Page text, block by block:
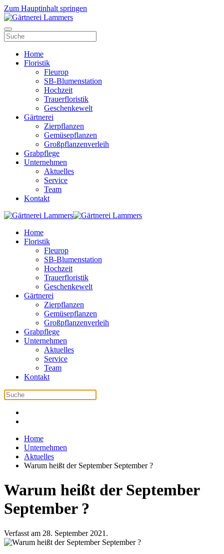
Zum Hauptinhalt springen
Home
Floristik
Fleurop
SB-Blumenstation
Hochzeit
Trauerfloristik
Geschenkewelt
Gärtnerei
Zierpflanzen
Gemüsepflanzen
Großpflanzenverleih
Grabpflege
Unternehmen
Aktuelles
Service
Team
Kontakt
Home
Floristik
Fleurop
SB-Blumenstation
Hochzeit
Trauerfloristik
Geschenkewelt
Gärtnerei
Zierpflanzen
Gemüsepflanzen
Großpflanzenverleih
Grabpflege
Unternehmen
Aktuelles
Service
Team
Kontakt
Home
Unternehmen
Aktuelles
Warum heißt der September September ?
Warum heißt der September
September ?
Verfasst am 28. September 2021.